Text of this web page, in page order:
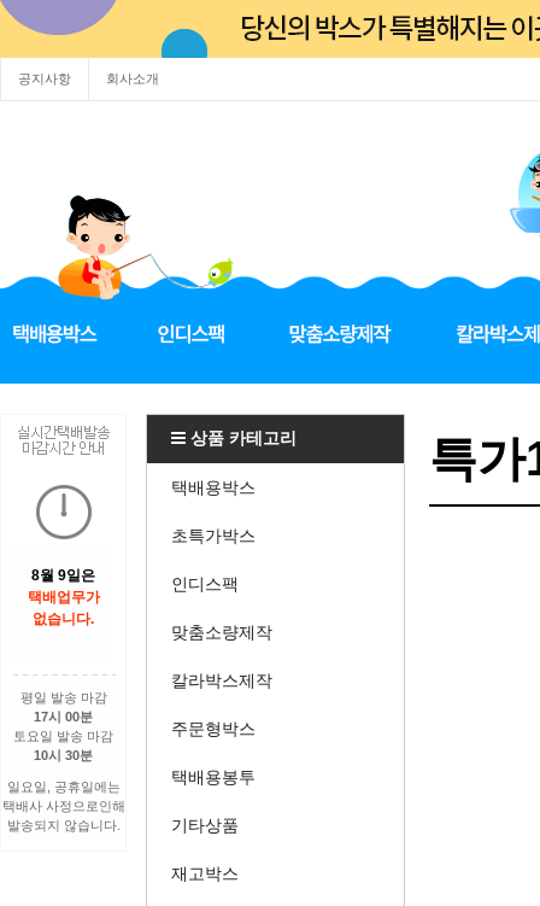
공지사항 회사소개
8월 9일은
택배업무가
없습니다.
평일 발송 마감
17시 00분
토요일 발송 마감
10시 30분
일요일, 공휴일에는
택배사 사정으로인해
발송되지 않습니다.
상품 카테고리
택배용박스
초특가박스
인디스팩
맞춤소량제작
칼라박스제작
주문형박스
택배용봉투
기타상품
재고박스
특